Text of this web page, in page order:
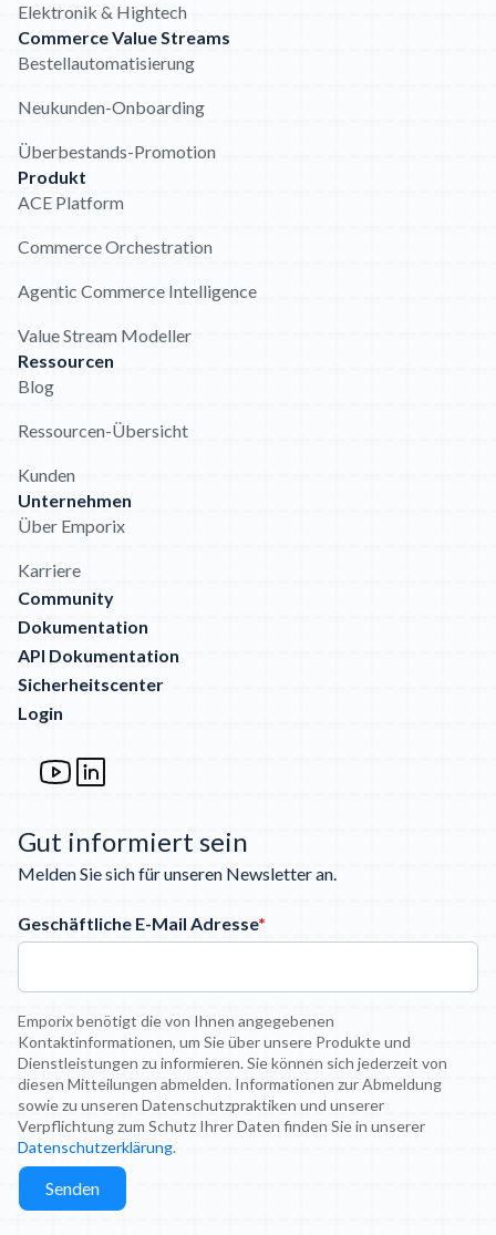
Elektronik & Hightech
Commerce Value Streams
Bestellautomatisierung
Neukunden-Onboarding
Überbestands-Promotion
Produkt
ACE Platform
Commerce Orchestration
Agentic Commerce Intelligence
Value Stream Modeller
Ressourcen
Blog
Ressourcen-Übersicht
Kunden
Unternehmen
Über Emporix
Karriere
Community
Dokumentation
API Dokumentation
Sicherheitscenter
Login
Gut informiert sein
Melden Sie sich für unseren Newsletter an.
Geschäftliche E-Mail Adresse*
Emporix benötigt die von Ihnen angegebenen
Kontaktinformationen, um Sie über unsere Produkte und
Dienstleistungen zu informieren. Sie können sich jederzeit von
diesen Mitteilungen abmelden. Informationen zur Abmeldung
sowie zu unseren Datenschutzpraktiken und unserer
Verpflichtung zum Schutz Ihrer Daten finden Sie in unserer
Datenschutzerklärung.